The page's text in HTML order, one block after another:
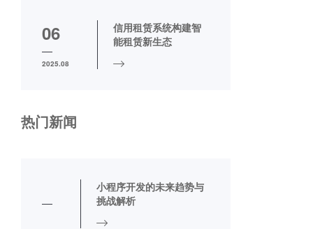
06
2025.08
信用租赁系统构建智
能租赁新生态
热门新闻
小程序开发的未来趋势与
挑战解析